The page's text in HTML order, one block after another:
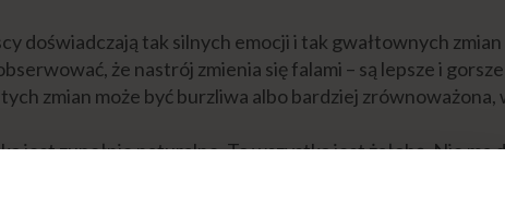
doświadczają tak silnych emocji i tak gwałtownych
że nastrój zmienia się falami – są lepsze i
zmian może być burzliwa albo bardziej zrównoważona,
jest zupełnie naturalne. To wszystko jest żałobą. Nie ma
są potrzebne. To po prostu emocje. Nie oceniaj ich,